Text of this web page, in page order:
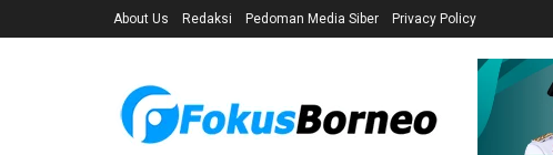
About Us Redaksi Pedoman Media Siber Privacy Policy